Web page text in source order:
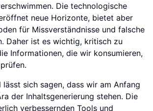
Die technologische
neue Horizonte, bietet aber
für Missverständnisse und falsche
Daher ist es wichtig, kritisch zu
Informationen, die wir konsumieren,
lässt sich sagen, dass wir am Anfang
der Inhaltsgenerierung stehen. Die
verbessernden Tools und